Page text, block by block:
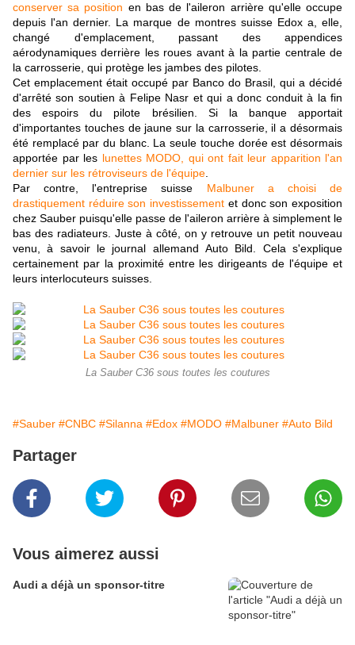
conserver sa position en bas de l'aileron arrière qu'elle occupe
depuis l'an dernier. La marque de montres suisse Edox a, elle,
changé d'emplacement, passant des appendices
aérodynamiques derrière les roues avant à la partie centrale de
la carrosserie, qui protège les jambes des pilotes.
Cet emplacement était occupé par Banco do Brasil, qui a décidé
d'arrêté son soutien à Felipe Nasr et qui a donc conduit à la fin
des espoirs du pilote brésilien. Si la banque apportait
d'importantes touches de jaune sur la carrosserie, il a désormais
été remplacé par du blanc. La seule touche dorée est désormais
apportée par les lunettes MODO, qui ont fait leur apparition l'an
dernier sur les rétroviseurs de l'équipe
Par contre, l'entreprise suisse Malbuner a choisi de
drastiquement réduire son investissement et donc son exposition
chez Sauber puisqu'elle passe de l'aileron arrière à simplement le
bas des radiateurs. Juste à côté, on y retrouve un petit nouveau
venu, à savoir le journal allemand Auto Bild. Cela s'explique
certainement par la proximité entre les dirigeants de l'équipe et
leurs interlocuteurs suisses.
La Sauber C36 sous toutes les coutures
#Sauber #CNBC #Silanna #Edox #MODO #Malbuner #Auto Bild
Partager
Vous aimerez aussi
Audi a déjà un sponsor-titre